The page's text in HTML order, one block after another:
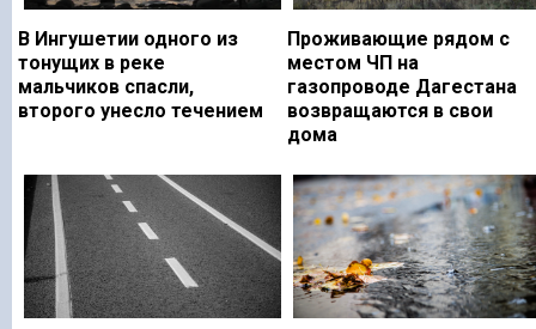
В Ингушетии одного из
тонущих в реке
мальчиков спасли,
второго унесло течением
Проживающие рядом с
местом ЧП на
газопроводе Дагестана
возвращаются в свои
дома